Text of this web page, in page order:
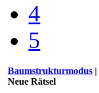
4
5
Baumstrukturmodus |
Neue Rätsel